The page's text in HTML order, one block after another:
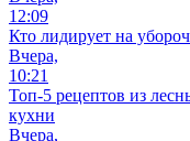
12:09
Кто лидирует на
Вчера,
10:21
Топ-5 рецептов из
кухни
Вчера,